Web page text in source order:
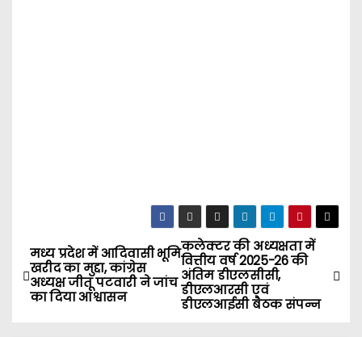
P
o
कलेक्टर की अध्यक्षता में
वित्तीय वर्ष 2025-26 की
अंतिम डीएलसीसी,
डीएलआरसी एवं
डीएलआईसी बैठक संपन्न
मध्य प्रदेश में आदिवासी भूमि
खरीद का मुद्दा, कांग्रेस
अध्यक्ष जीतू पटवारी ने जांच
का दिया आश्वासन